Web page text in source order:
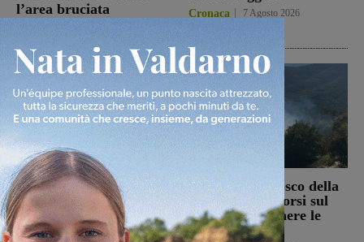
l’area bruciata
Cronaca 7 Agosto 2026
Il Terranuova Traiana
allo “Zecchini” di
Grosseto per una gara
amichevole
Incendio nel bosco della
Trappola. Soccorsi sul
posto per spegnere le
fiamme